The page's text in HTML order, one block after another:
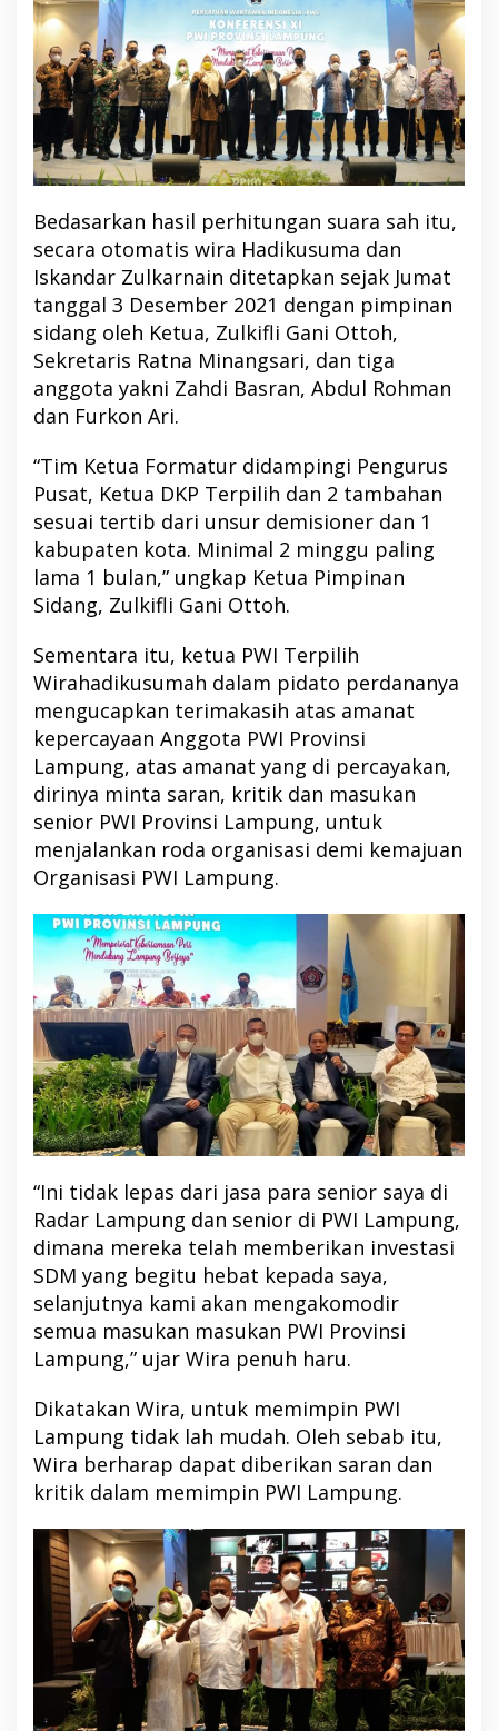
Bedasarkan hasil perhitungan suara sah itu,
secara otomatis wira Hadikusuma dan
Iskandar Zulkarnain ditetapkan sejak Jumat
tanggal 3 Desember 2021 dengan pimpinan
sidang oleh Ketua, Zulkifli Gani Ottoh,
Sekretaris Ratna Minangsari, dan tiga
anggota yakni Zahdi Basran, Abdul Rohman
dan Furkon Ari.
“Tim Ketua Formatur didampingi Pengurus
Pusat, Ketua DKP Terpilih dan 2 tambahan
sesuai tertib dari unsur demisioner dan 1
kabupaten kota. Minimal 2 minggu paling
lama 1 bulan,” ungkap Ketua Pimpinan
Sidang, Zulkifli Gani Ottoh.
Sementara itu, ketua PWI Terpilih
Wirahadikusumah dalam pidato perdananya
mengucapkan terimakasih atas amanat
kepercayaan Anggota PWI Provinsi
Lampung, atas amanat yang di percayakan,
dirinya minta saran, kritik dan masukan
senior PWI Provinsi Lampung, untuk
menjalankan roda organisasi demi kemajuan
Organisasi PWI Lampung.
“Ini tidak lepas dari jasa para senior saya di
Radar Lampung dan senior di PWI Lampung,
dimana mereka telah memberikan investasi
SDM yang begitu hebat kepada saya,
selanjutnya kami akan mengakomodir
semua masukan masukan PWI Provinsi
Lampung,” ujar Wira penuh haru.
Dikatakan Wira, untuk memimpin PWI
Lampung tidak lah mudah. Oleh sebab itu,
Wira berharap dapat diberikan saran dan
kritik dalam memimpin PWI Lampung.